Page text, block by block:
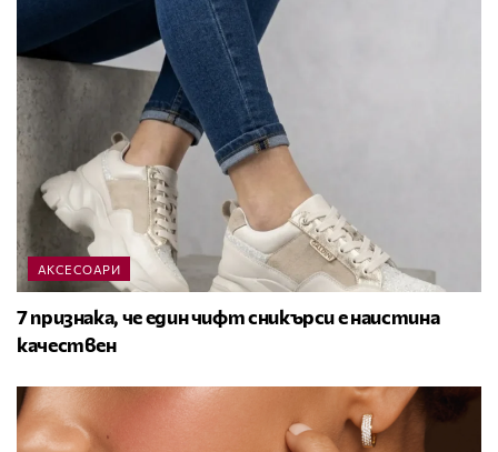
АКСЕСОАРИ
7 признака, че един чифт сникърси е наистина
качествен